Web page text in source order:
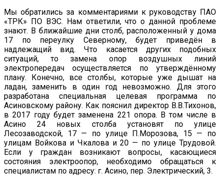
Мы обратились за комментариями к руководству ПАО
«ТРК» ПО ВЭС. Нам ответили, что о данной проблеме
знают. В ближайшие дни столб, расположенный у дома
17 по переулку Северному, будет приведён в
надлежащий вид. Что касается других подобных
ситуаций, то замена опор воздушных линий
электропередач осуществляется по утверждённому
плану. Конечно, все столбы, которые уже дышат на
ладан, заменить в один год невозможно. Для этого
разработана специальная целевая программа по
Асиновскому району. Как пояснил директор В.В.Тихонов,
в 2017 году будет заменена 221 опора. В том числе в
Асино 24 новых столба установят по улице
Лесозаводской, 17 — по улице П.Морозова, 15 — по
улицам Войкова и Чкалова и 20 — по улице Трудовой.
Если у граждан возникают вопросы, касающиеся
состояния электроопор, необходимо обращаться к
специалистам по адресу: г. Асино, пер. Электрический, 3.